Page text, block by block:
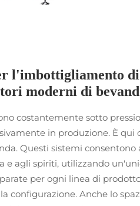
l'imbottigliamento
moderni di
costantemente sotto
in produzione. È
Questi sistemi
e agli spiriti, utilizzando
per ogni linea di
configurazione. Anche lo